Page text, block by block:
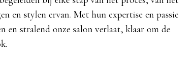
en stylen ervan. Met hun expertise en passie
en stralend onze salon verlaat, klaar om de